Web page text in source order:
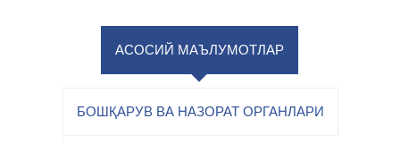
АСОСИЙ МАЪЛУМОТЛАР
БОШҚАРУВ ВА НАЗОРАТ ОРГАНЛАРИ